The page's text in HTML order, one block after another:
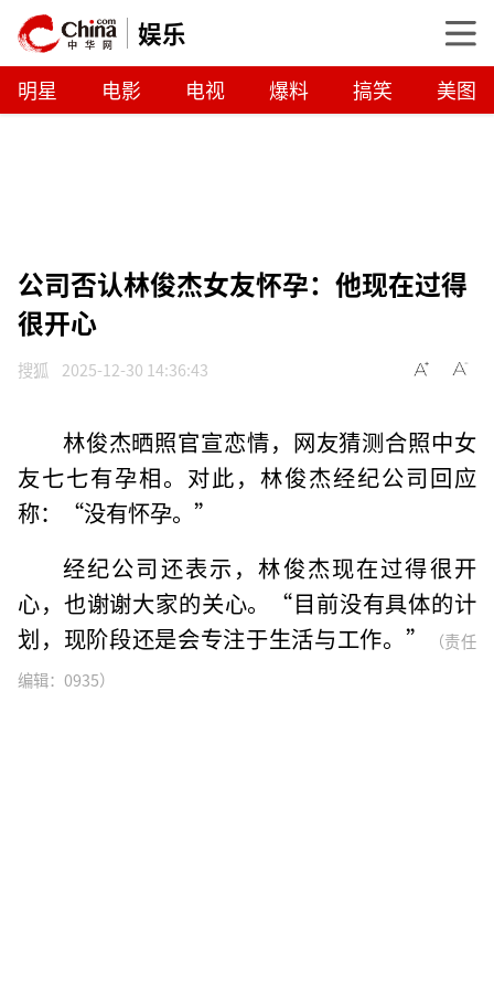
娱乐
明星 电影 电视 爆料 搞笑 美图
公司否认林俊杰女友怀孕：他现在过得
很开心
搜狐 2025-12-30 14:36:43
林俊杰晒照官宣恋情，网友猜测合照中女
友七七有孕相。对此，林俊杰经纪公司回应
称：“没有怀孕。”
经纪公司还表示，林俊杰现在过得很开
心，也谢谢大家的关心。“目前没有具体的计
划，现阶段还是会专注于生活与工作。”
（责任
编辑：0935）